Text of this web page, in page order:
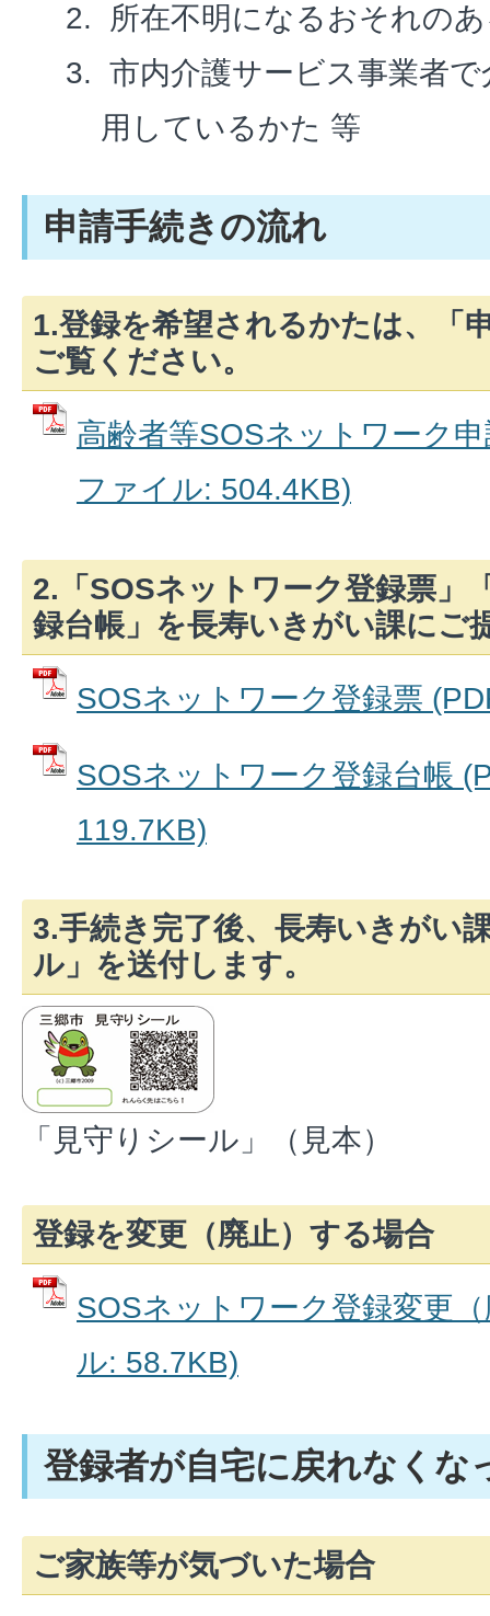
所在不明になるおそれの
市内介護サービス事業者
用しているかた 等
申請手続きの流れ
1.登録を希望されるかたは、「
ご覧ください。
高齢者等SOSネットワーク
ファイル: 504.4KB)
2.「SOSネットワーク登録票」
録台帳」を長寿いきがい課にご
SOSネットワーク登録票
SOSネットワーク登録台帳
119.7KB)
3.手続き完了後、長寿いきがい
ル」を送付します。
「見守りシール」（見本）
登録を変更（廃止）する場合
SOSネットワーク登録変更
ル: 58.7KB)
登録者が自宅に戻れなくな
ご家族等が気づいた場合